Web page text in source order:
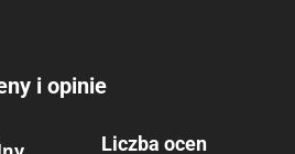
i opinie
Liczba ocen